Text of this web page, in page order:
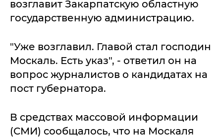
возглавит Закарпатскую областную
государственную администрацию.
"Уже возглавил. Главой стал господин
Москаль. Есть указ", - ответил он на
вопрос журналистов о кандидатах на
пост губернатора.
В средствах массовой информации
(СМИ) сообщалось, что на Москаля